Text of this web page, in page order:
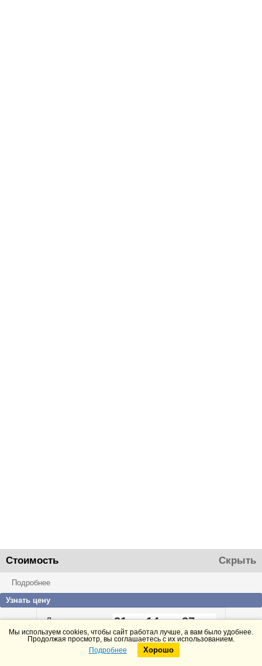
Стоимость Скрыть
Подробнее
Узнать цену
До конца акции21 14 27
Telegram
Мы используем cookies, чтобы сайт работал лучше, а вам было удобнее.
Продолжая просмотр, вы соглашаетесь с их использованием.
Подробнее
Хорошо